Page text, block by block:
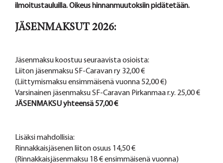
ilmoitustauluilla. Oikeus hinnanmuutoksiin pidätetään.
JÄSENMAKSUT 2026:
Jäsenmaksu koostuu seuraavista osioista:
Liiton jäsenmaksu SF-Caravan ry 32,00 €
(Liittymismaksu ensimmäisenä vuonna 52,00 €)
Varsinainen jäsenmaksu SF-Caravan Pirkanmaa r.y. 25,00 €
JÄSENMAKSU yhteensä 57,00 €
Lisäksi mahdollisia:
Rinnakkaisjäsenen liiton osuus 14,50 €
(Rinnakkaisjäsenmaksu 18 € ensimmäisenä vuonna)